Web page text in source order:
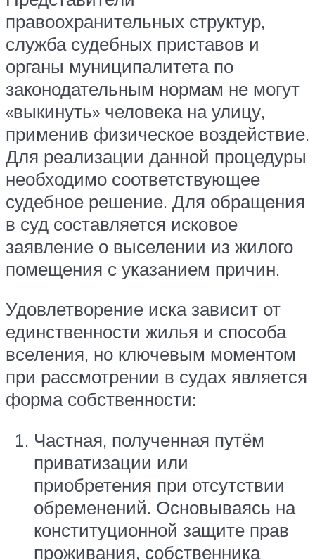
правоохранительных структур,
служба судебных приставов и
органы муниципалитета по
законодательным нормам не могут
«выкинуть» человека на улицу,
применив физическое воздействие.
Для реализации данной процедуры
необходимо соответствующее
судебное решение. Для обращения
в суд составляется исковое
заявление о выселении из жилого
помещения с указанием причин.
Удовлетворение иска зависит от
единственности жилья и способа
вселения, но ключевым моментом
при рассмотрении в судах является
форма собственности:
Частная, полученная путём
приватизации или
приобретения при отсутствии
обременений. Основываясь на
конституционной защите прав
проживания, собственника